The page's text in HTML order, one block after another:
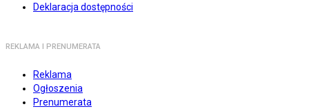
Deklaracja dostępności
REKLAMA I PRENUMERATA
Reklama
Ogłoszenia
Prenumerata